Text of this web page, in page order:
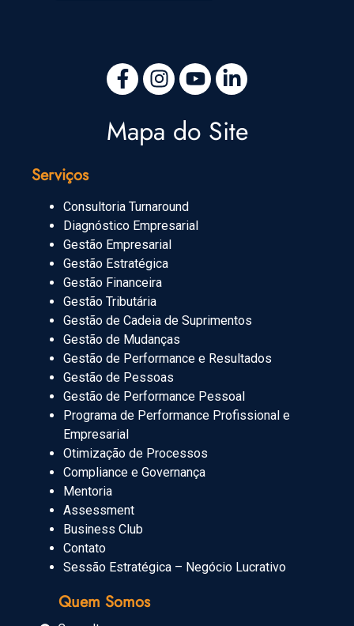
Mapa do Site
Quem Somos
Serviços
Consultoria Turnaround
Diagnóstico Empresarial
Gestão Empresarial
Gestão Estratégica
Gestão Financeira
Gestão Tributária
Gestão de Cadeia de Suprimentos
Gestão de Mudanças
Gestão de Performance e Resultados
Gestão de Pessoas
Gestão de Performance Pessoal
Programa de Performance Profissional e
Empresarial
Otimização de Processos
Compliance e Governança
Mentoria
Assessment
Business Club
Contato
Sessão Estratégica – Negócio Lucrativo